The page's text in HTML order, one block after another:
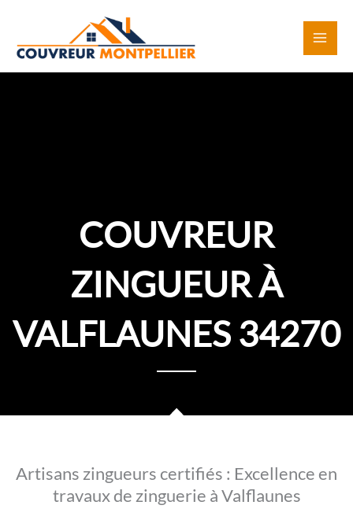
contenu
COUVREUR
ZINGUEUR À
VALFLAUNES 34270
Artisans zingueurs certifiés : Excellence en
travaux de zinguerie à Valflaunes